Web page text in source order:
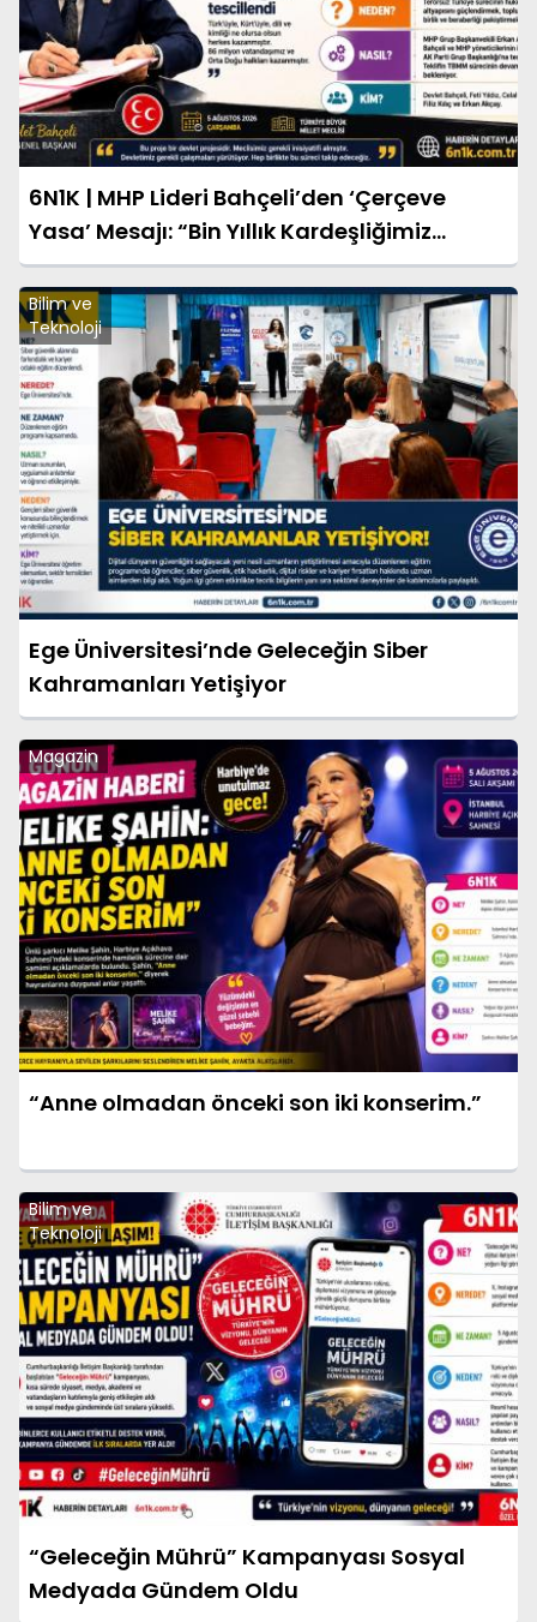
6N1K | MHP Lideri Bahçeli’den ‘Çerçeve
Yasa’ Mesajı: “Bin Yıllık Kardeşliğimiz
Tescillendi”
Bilim ve
Teknoloji
Ege Üniversitesi’nde Geleceğin Siber
Kahramanları Yetişiyor
Magazin
“Anne olmadan önceki son iki konserim.”
Bilim ve
Teknoloji
“Geleceğin Mührü” Kampanyası Sosyal
Medyada Gündem Oldu